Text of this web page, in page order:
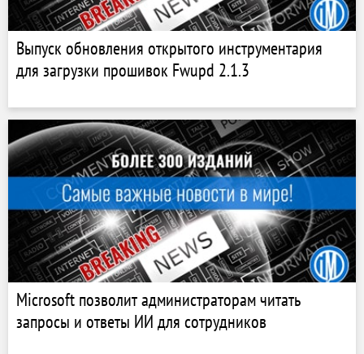
Выпуск обновления открытого инструментария
для загрузки прошивок Fwupd 2.1.3
Microsoft позволит администраторам читать
запросы и ответы ИИ для сотрудников